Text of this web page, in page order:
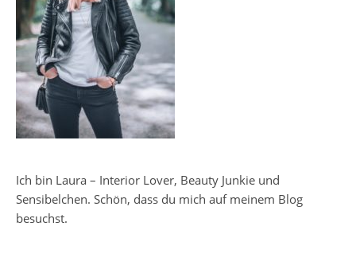
Ich bin Laura – Interior Lover, Beauty Junkie und
Sensibelchen. Schön, dass du mich auf meinem Blog
besuchst.